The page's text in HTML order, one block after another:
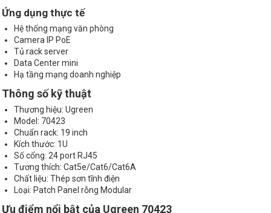
Ứng dụng thực tế
Hệ thống mạng văn phòng
Camera IP PoE
Tủ rack server
Data Center mini
Hạ tầng mạng doanh nghiệp
Thông số kỹ thuật
Thương hiệu: Ugreen
Model: 70423
Chuẩn rack: 19 inch
Kích thước: 1U
Số cổng: 24 port RJ45
Tương thích: Cat5e/Cat6/Cat6A
Chất liệu: Thép sơn tĩnh điện
Loại: Patch Panel rỗng Modular
Ưu điểm nổi bật của Ugreen 70423